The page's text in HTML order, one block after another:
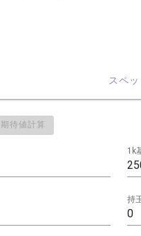
スペ
期待値計算
1k
持